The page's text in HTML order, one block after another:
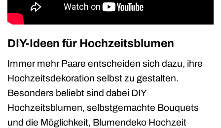
DIY-Ideen für Hochzeitsblumen
Immer mehr Paare entscheiden sich dazu, ihre
Hochzeitsdekoration selbst zu gestalten.
Besonders beliebt sind dabei DIY
Hochzeitsblumen, selbstgemachte Bouquets
und die Möglichkeit, Blumendeko Hochzeit